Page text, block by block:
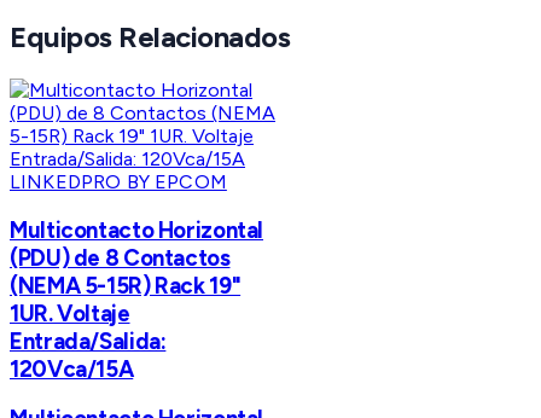
Equipos Relacionados
LINKEDPRO BY EPCOM
Multicontacto Horizontal
(PDU) de 8 Contactos
(NEMA 5-15R) Rack 19"
1UR. Voltaje
Entrada/Salida:
120Vca/15A